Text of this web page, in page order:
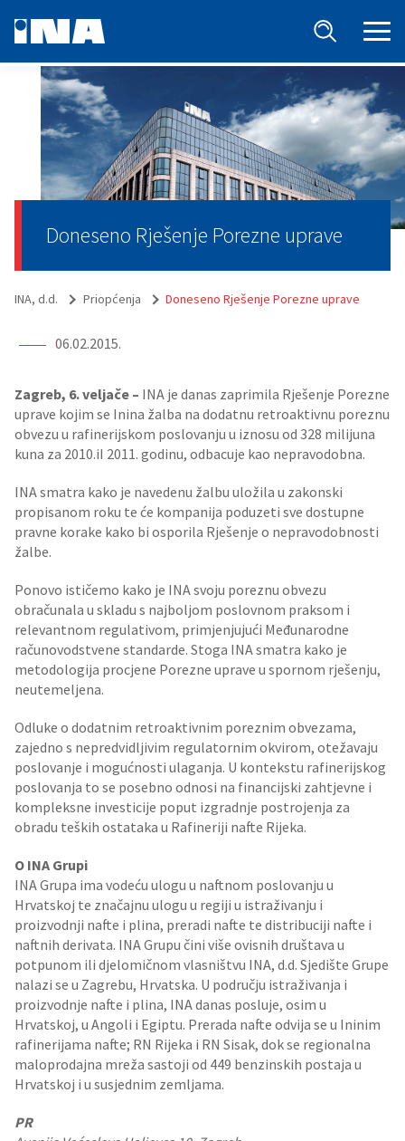
Doneseno Rješenje Porezne uprave
INA, d.d. Priopćenja Doneseno Rješenje Porezne uprave
06.02.2015.
Zagreb, 6. veljače – INA je danas zaprimila Rješenje Porezne
uprave kojim se Inina žalba na dodatnu retroaktivnu poreznu
obvezu u rafinerijskom poslovanju u iznosu od 328 milijuna
kuna za 2010.iI 2011. godinu, odbacuje kao nepravodobna.
INA smatra kako je navedenu žalbu uložila u zakonski
propisanom roku te će kompanija poduzeti sve dostupne
pravne korake kako bi osporila Rješenje o nepravodobnosti
žalbe.
Ponovo ističemo kako je INA svoju poreznu obvezu
obračunala u skladu s najboljom poslovnom praksom i
relevantnom regulativom, primjenjujući Međunarodne
računovodstvene standarde. Stoga INA smatra kako je
metodologija procjene Porezne uprave u spornom rješenju,
neutemeljena.
Odluke o dodatnim retroaktivnim poreznim obvezama,
zajedno s nepredvidljivim regulatornim okvirom, otežavaju
poslovanje i mogućnosti ulaganja. U kontekstu rafinerijskog
poslovanja to se posebno odnosi na financijski zahtjevne i
kompleksne investicije poput izgradnje postrojenja za
obradu teških ostataka u Rafineriji nafte Rijeka.
O INA Grupi
INA Grupa ima vodeću ulogu u naftnom poslovanju u
Hrvatskoj te značajnu ulogu u regiji u istraživanju i
proizvodnji nafte i plina, preradi nafte te distribuciji nafte i
naftnih derivata. INA Grupu čini više ovisnih društava u
potpunom ili djelomičnom vlasništvu INA, d.d. Sjedište Grupe
nalazi se u Zagrebu, Hrvatska. U području istraživanja i
proizvodnje nafte i plina, INA danas posluje, osim u
Hrvatskoj, u Angoli i Egiptu. Prerada nafte odvija se u Ininim
rafinerijama nafte; RN Rijeka i RN Sisak, dok se regionalna
maloprodajna mreža sastoji od 449 benzinskih postaja u
Hrvatskoj i u susjednim zemljama.
PR